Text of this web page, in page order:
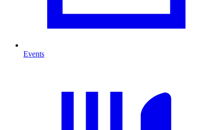
Events